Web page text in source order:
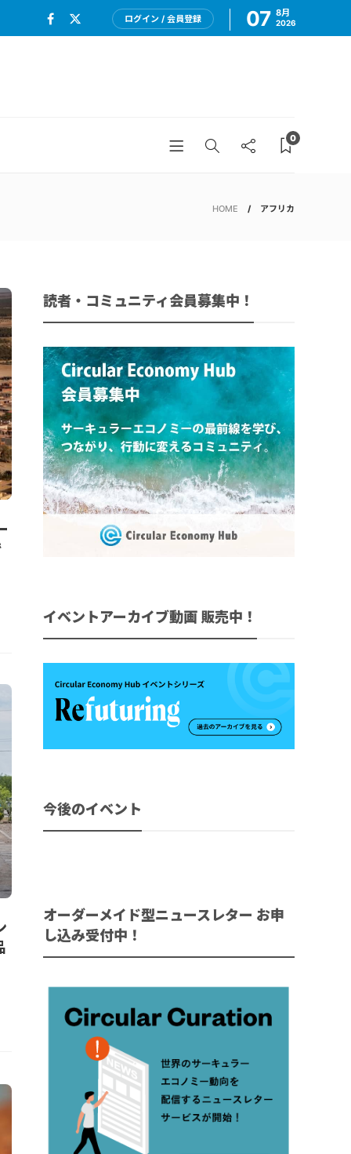
ログイン / 会員登録 07 8月
2026
0
HOME アフリカ
読者・コミュニティ会員募集中！
イベントアーカイブ動画 販売中！
今後のイベント
オーダーメイド型ニュースレター お申
し込み受付中！